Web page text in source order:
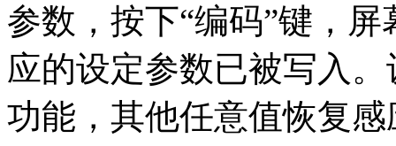
参数，按下“编码”键，
应的设定参数已被写入
功能，其他任意值恢复